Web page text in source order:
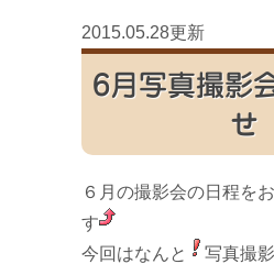
2015.05.28更新
6月写真撮影
せ
６月の撮影会の日程を
す
今回はなんと
写真撮